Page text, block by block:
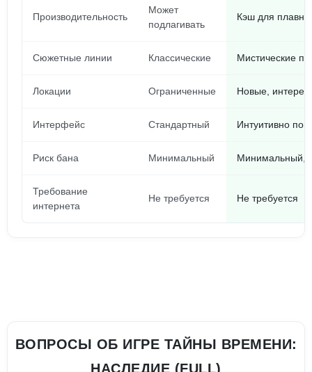
Производительность
Может
подлагивать
Кэш для
Сюжетные линии Классические Мистические
Локации Ограниченные Новые,
Интерфейс Стандартный Интуитивно
Риск бана Минимальный Минимальный,
Требование
интернета
Не требуется Не требуется
ВОПРОСЫ ОБ ИГРЕ ТАЙНЫ ВРЕМЕНИ:
НАСЛЕДИЕ (FULL)